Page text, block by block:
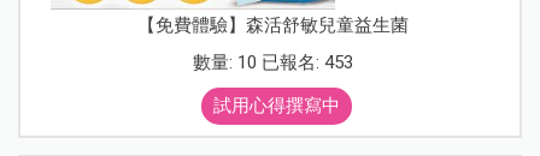
【免費體驗】森活舒敏兒童益生菌
數量: 10 已報名: 453
試用心得撰寫中